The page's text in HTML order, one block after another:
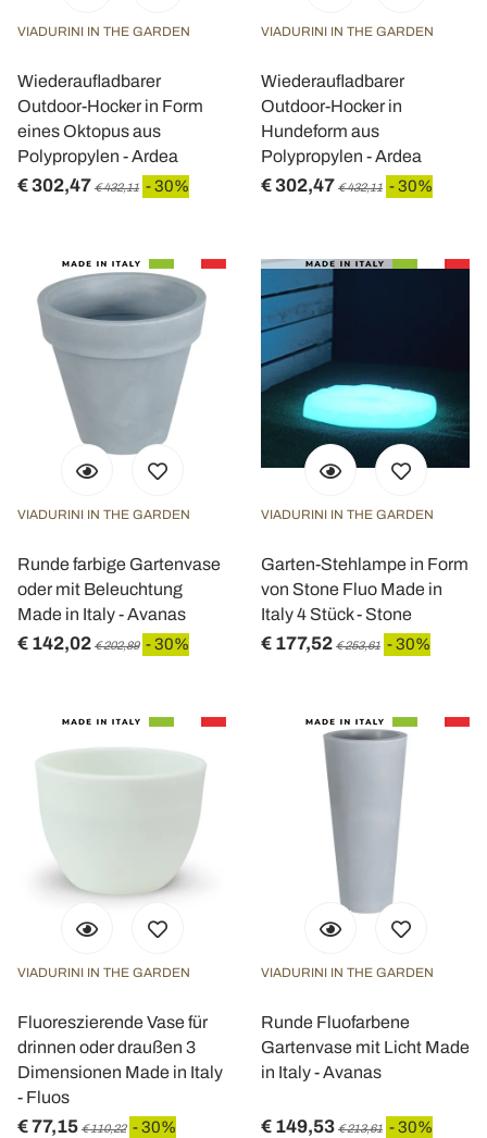
VIADURINI IN THE GARDEN
Wiederaufladbarer
Outdoor-Hocker in Form
eines Oktopus aus
Polypropylen - Ardea
€ 302,47 € 432,11 - 30%
VIADURINI IN THE GARDEN
Wiederaufladbarer
Outdoor-Hocker in
Hundeform aus
Polypropylen - Ardea
€ 302,47 € 432,11 - 30%
VIADURINI IN THE GARDEN
Runde farbige Gartenvase
oder mit Beleuchtung
Made in Italy - Avanas
€ 142,02 € 202,89 - 30%
VIADURINI IN THE GARDEN
Garten-Stehlampe in Form
von Stone Fluo Made in
Italy 4 Stück - Stone
€ 177,52 € 253,61 - 30%
VIADURINI IN THE GARDEN
Fluoreszierende Vase für
drinnen oder draußen 3
Dimensionen Made in Italy
- Fluos
€ 77,15 € 110,22 - 30%
VIADURINI IN THE GARDEN
Runde Fluofarbene
Gartenvase mit Licht Made
in Italy - Avanas
€ 149,53 € 213,61 - 30%